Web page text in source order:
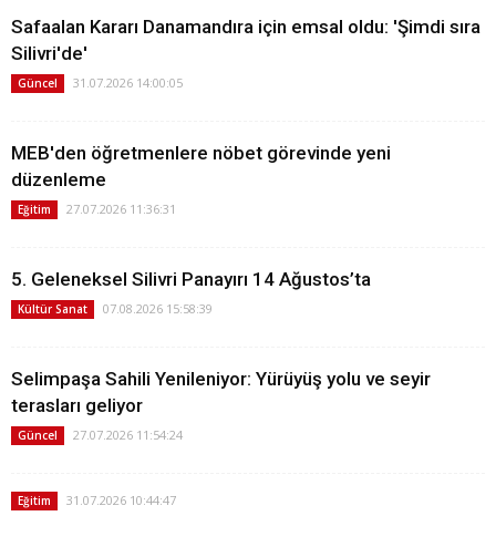
Safaalan Kararı Danamandıra için emsal oldu: 'Şimdi sıra
Silivri'de'
Güncel 31.07.2026 14:00:05
MEB'den öğretmenlere nöbet görevinde yeni
düzenleme
Eğitim 27.07.2026 11:36:31
5. Geleneksel Silivri Panayırı 14 Ağustos’ta
Kültür Sanat 07.08.2026 15:58:39
Selimpaşa Sahili Yenileniyor: Yürüyüş yolu ve seyir
terasları geliyor
Güncel 27.07.2026 11:54:24
Eğitim 31.07.2026 10:44:47